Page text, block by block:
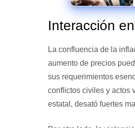
Interacción
La confluencia de la
aumento de precios
sus requerimientos
conflictos civiles y actos
estatal, desató fuertes